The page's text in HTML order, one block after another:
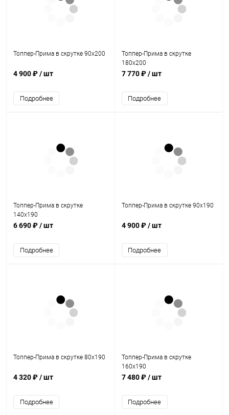
Топпер-Прима в скрутке 90х200
4 900 ₽/ шт
Подробнее
Топпер-Прима в скрутке
180х200
7 770 ₽/ шт
Подробнее
Топпер-Прима в скрутке
140х190
6 690 ₽/ шт
Подробнее
Топпер-Прима в скрутке 90х190
4 900 ₽/ шт
Подробнее
Топпер-Прима в скрутке 80х190
4 320 ₽/ шт
Подробнее
Топпер-Прима в скрутке
160х190
7 480 ₽/ шт
Подробнее